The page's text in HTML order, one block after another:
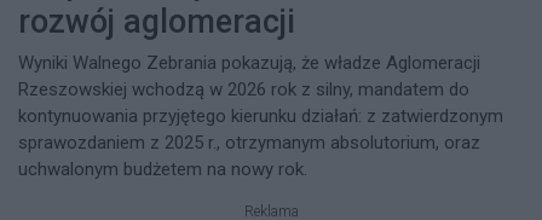
rozwój aglomeracji
Wyniki Walnego Zebrania pokazują, że władze Aglomeracji
Rzeszowskiej wchodzą w 2026 rok z silny, mandatem do
kontynuowania przyjętego kierunku działań: z zatwierdzonym
sprawozdaniem z 2025 r., otrzymanym absolutorium, oraz
uchwalonym budżetem na nowy rok.
Reklama